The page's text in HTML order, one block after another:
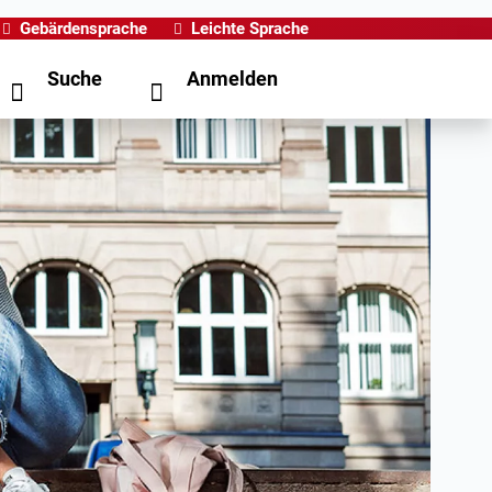
Gebärdensprache Leichte Sprache
Suche Anmelden